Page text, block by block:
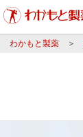
わかもと製薬